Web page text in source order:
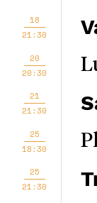
18
21:30
20
20:30
21
21:30
25
18:30
25
21:30